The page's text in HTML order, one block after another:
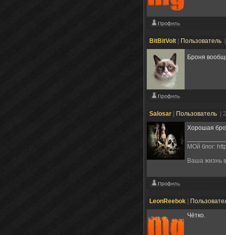
BitBitVolt Пользователь
Броня
Salosar Пользователь
|
Хорошая
МОй блог:
Ваша жизнь
LeonReebok
Чётко.